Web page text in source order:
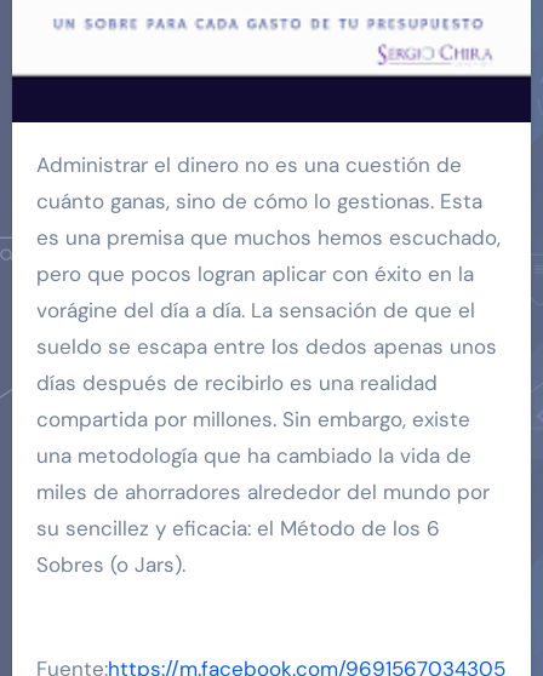
Administrar el dinero no es una cuestión de
cuánto ganas, sino de cómo lo gestionas. Esta
es una premisa que muchos hemos escuchado,
pero que pocos logran aplicar con éxito en la
vorágine del día a día. La sensación de que el
sueldo se escapa entre los dedos apenas unos
días después de recibirlo es una realidad
compartida por millones. Sin embargo, existe
una metodología que ha cambiado la vida de
miles de ahorradores alrededor del mundo por
su sencillez y eficacia: el Método de los 6
Sobres (o Jars).
Fuente:https://m.facebook.com/9691567034305